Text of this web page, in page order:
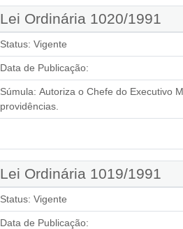
Lei Ordinária 1020/1991
Status: Vigente
Data de Publicação:
Súmula: Autoriza o Chefe do Executivo
providências.
Lei Ordinária 1019/1991
Status: Vigente
Data de Publicação: